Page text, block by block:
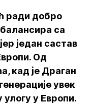
ради добро
са
један састав
Од
кад је Драган
увек
улогу у Европи.